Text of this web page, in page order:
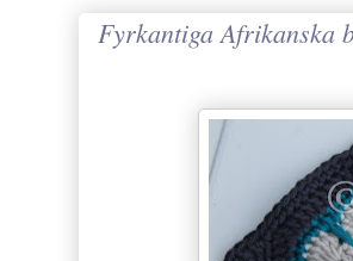
Fyrkantiga Afrikanska